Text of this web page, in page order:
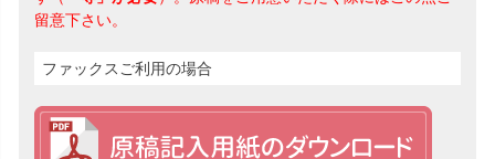
留意下さい。
ファックスご利用の場合